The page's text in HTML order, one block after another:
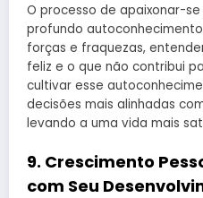
O processo de apaixonar-
profundo
forças e fraquezas,
feliz e o que não contribui
cultivar esse
decisões mais alinhadas
levando a uma vida mais
9. Crescimento
com Seu